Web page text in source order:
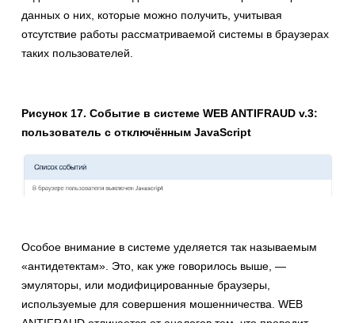
данных о них, которые можно получить, учитывая
отсутствие работы рассматриваемой системы в браузерах
таких пользователей.
Рисунок 17. Событие в системе WEB ANTIFRAUD v.3:
пользователь с отключённым JavaScript
Особое внимание в системе уделяется так называемым
«антидетектам». Это, как уже говорилось выше, —
эмуляторы, или модифицированные браузеры,
используемые для совершения мошенничества. WEB